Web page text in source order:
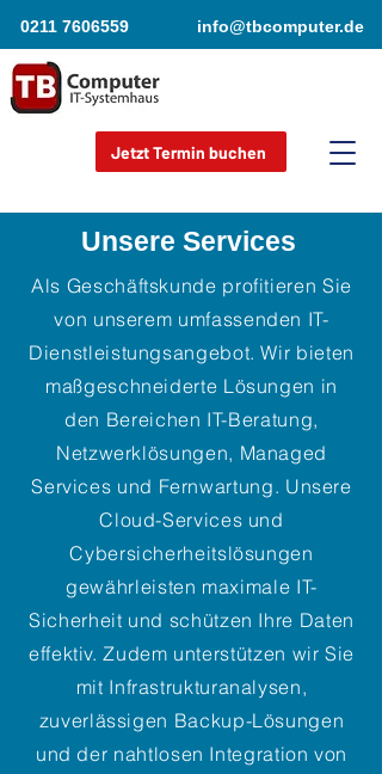
0211 7606559 info@tbcomputer.de
Jetzt Termin buchen
Unsere Services
Als Geschäftskunde profitieren Sie
von unserem umfassenden IT-
Dienstleistungsangebot. Wir bieten
maßgeschneiderte Lösungen in
den Bereichen IT-Beratung,
Netzwerklösungen, Managed
Services und Fernwartung. Unsere
Cloud-Services und
Cybersicherheitslösungen
gewährleisten maximale IT-
Sicherheit und schützen Ihre Daten
effektiv. Zudem unterstützen wir Sie
mit Infrastrukturanalysen,
zuverlässigen Backup-Lösungen
und der nahtlosen Integration von